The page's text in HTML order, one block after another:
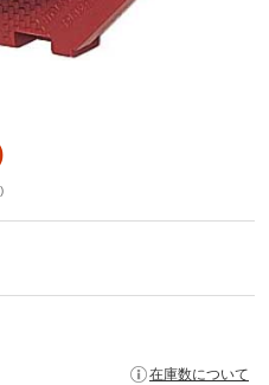
在庫数について